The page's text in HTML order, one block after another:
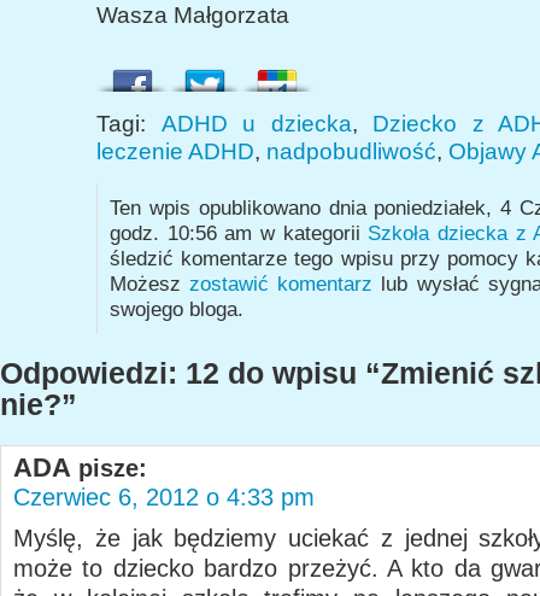
Wasza Małgorzata
Tagi: ADHD u dziecka, Dziecko z
leczenie ADHD, nadpobudliwość, Objawy
Ten wpis opublikowano dnia poniedziałek, 4
godz. 10:56 am w kategorii Szkoła dziecka z
śledzić komentarze tego wpisu przy pomocy
Możeszzostawić komentarz lub wysłać
swojego bloga.
Odpowiedzi: 12 do wpisu “Zmienić
nie?”
ADA pisze:
Czerwiec 6, 2012 o 4:33 pm
Myślę, że jak będziemy uciekać z jednej
może to dziecko bardzo przeżyć. A kto da